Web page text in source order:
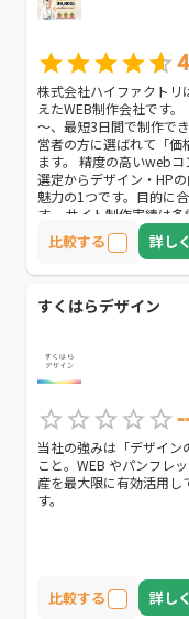
株式会社ハイファクトリ
えたWEB制作会社です
～、最短3日間で制作で
営者の方に選ばれて「
ます。 精度の高いweb
選定からデザイン・HP
魅力の1つです。目的に
す。 サイト制作実績は
イト・製品紹介サイト
く対応可能です。 サイ
フォローをしてほしい」
比較する 詳し
すくはらデザイン
当社の強みは「デザイン
こと。WEB やパンフレ
産を最大限に有効活用し
す。
比較する 詳し